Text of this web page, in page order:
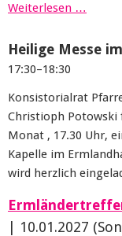
Weiterlesen …
Heilige Messe
17:30–18:30
Konsistorialrat
Christioph
Monat , 17.30 Uhr,
Kapelle im
wird herzlich
10.01.2027